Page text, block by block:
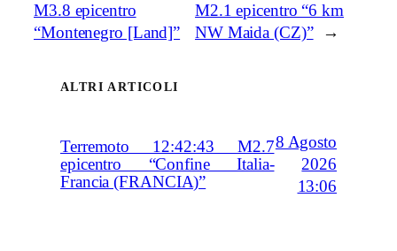
M3.8 epicentro
“Montenegro [Land]”
M2.1 epicentro “6 km
NW Maida (CZ)”
→
ALTRI ARTICOLI
Terremoto 12:42:43 M2.7
epicentro “Confine Italia-
Francia (FRANCIA)”
8 Agosto
2026
13:06